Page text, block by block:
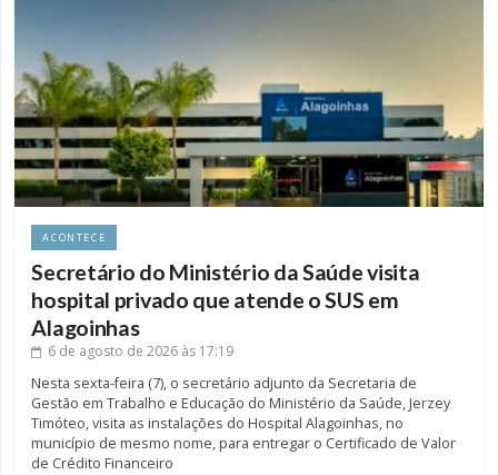
ACONTECE
Secretário do Ministério da Saúde visita
hospital privado que atende o SUS em
Alagoinhas
6 de agosto de 2026 às 17:19
Nesta sexta-feira (7), o secretário adjunto da Secretaria de
Gestão em Trabalho e Educação do Ministério da Saúde, Jerzey
Timóteo, visita as instalações do Hospital Alagoinhas, no
município de mesmo nome, para entregar o Certificado de Valor
de Crédito Financeiro